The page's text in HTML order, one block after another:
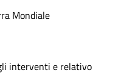
Mondiale
interventi e relativo